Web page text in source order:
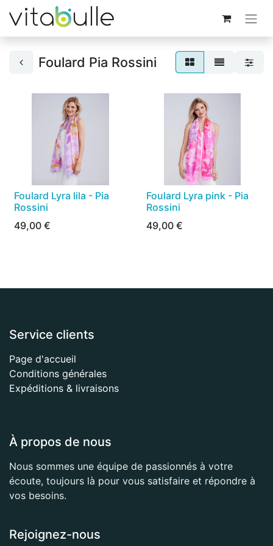
Foulard Pia Rossini
Foulard Lyra lila - Pia
Rossini
49,00 €
Foulard Lyra pink - Pia
Rossini
49,00€
Service clients
Page d'accueil
Conditions générales
Expéditions & livraisons
À propos de nous
Nous sommes une équipe de passionnés à votre
écoute, toujours là pour vous satisfaire et répondre à
vos besoins.
Rejoignez-nous